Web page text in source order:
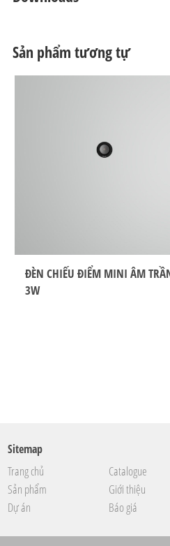
Sản phẩm tương tự
ĐÈN CHIẾU ĐIỂM MINI ÂM
3W
Sitemap
Trang chủ
Sản phẩm
Dự án
Catalogue
Giới thiệu
Báo giá